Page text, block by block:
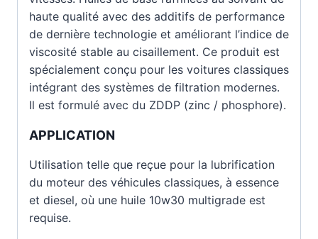
haute qualité avec des additifs de performance
de dernière technologie et améliorant l’indice de
viscosité stable au cisaillement. Ce produit est
spécialement conçu pour les voitures classiques
intégrant des systèmes de filtration modernes.
Il est formulé avec du ZDDP (zinc / phosphore).
APPLICATION
Utilisation telle que reçue pour la lubrification
du moteur des véhicules classiques, à essence
et diesel, où une huile 10w30 multigrade est
requise.